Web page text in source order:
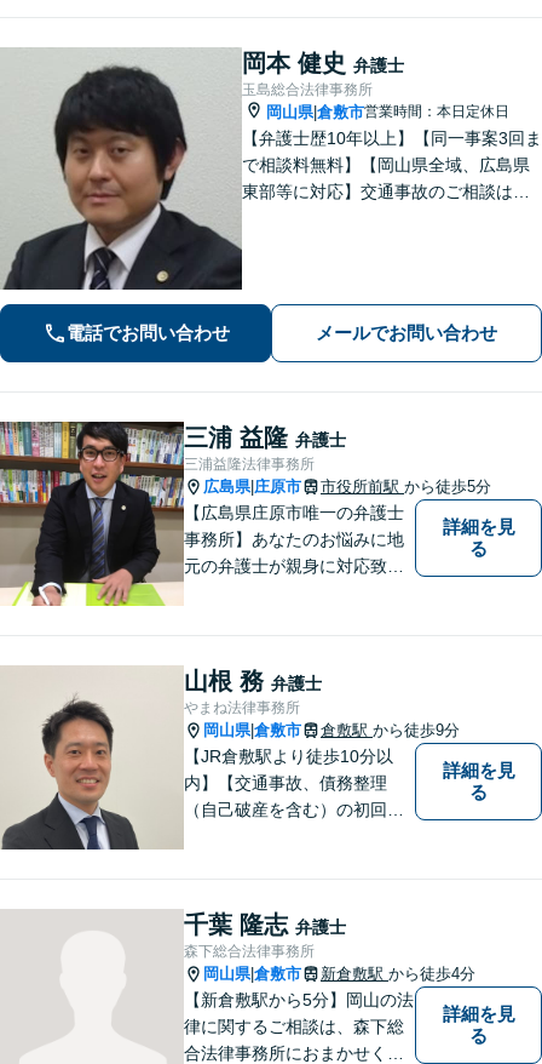
岡本 健史 弁護士
玉島総合法律事務所
岡山県|倉敷市営業時間：本日定休日
【弁護士歴10年以上】【同一事案3回ま
で相談料無料】【岡山県全域、広島県
東部等に対応】交通事故のご相談はお
電話でお問い合わせ メールでお問い合わせ
三浦 益隆 弁護士
三浦益隆法律事務所
広島県| 庄原市 市役所前駅 から徒歩5分
【広島県庄原市唯一の弁護士
事務所】あなたのお悩みに地
元の弁護士が親身に対応致し
詳細を見
る
山根 務 弁護士
やまね法律事務所
岡山県|倉敷市 倉敷駅 から徒歩9分
【JR倉敷駅より徒歩10分以
内】【交通事故、債務整理
（自己破産を含む）の初回相
詳細を見
る
千葉 隆志 弁護士
森下総合法律事務所
岡山県|倉敷市 新倉敷駅 から徒歩4分
【新倉敷駅から5分】岡山の法
律に関するご相談は、森下総
合法律事務所におまかせくだ
詳細を見
る